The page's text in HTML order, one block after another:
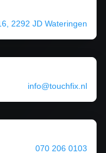
2292 JD Wateringen
info@touchfix.nl
070 206 0103